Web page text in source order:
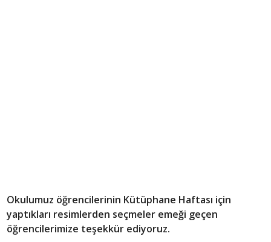
Okulumuz öğrencilerinin Kütüphane Haftası için
yaptıkları resimlerden seçmeler emeği geçen
öğrencilerimize teşekkür ediyoruz.